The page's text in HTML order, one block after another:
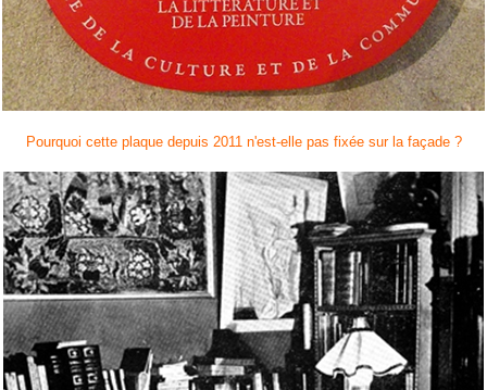
Pourquoi cette plaque depuis 2011 n'est-elle pas fixée sur la façade ?